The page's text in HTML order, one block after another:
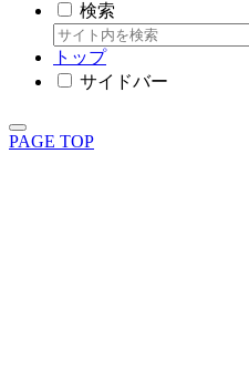
検索
トップ
サイドバー
PAGE TOP